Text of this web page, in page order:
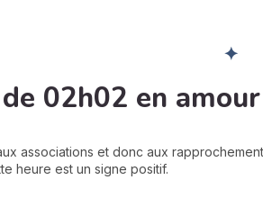
✦
02h02 en
associations et donc aux
heure est un signe positif.